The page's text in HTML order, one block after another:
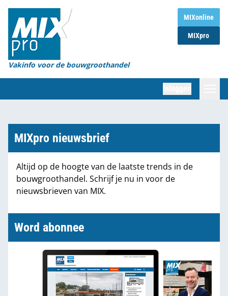
MIXonline
MIXpro
Vakinfo voor de bouwgroothandel
Home
Magazines
Organisaties
Marktcijfers
Partners
MIXpro nieuwsbrief
Altijd op de hoogte van de laatste trends in de
bouwgroothandel. Schrijf je nu in voor de
nieuwsbrieven van MIX.
Word abonnee